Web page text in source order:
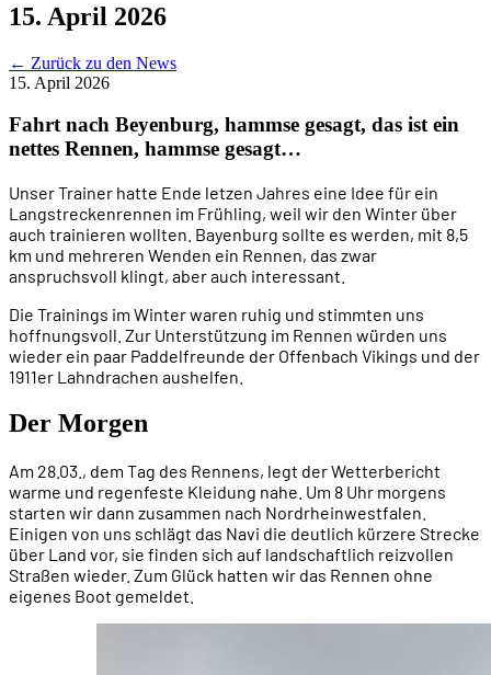
15. April 2026
← Zurück zu den News
15. April 2026
Fahrt nach Beyenburg, hammse gesagt, das ist ein
nettes Rennen, hammse gesagt…
Unser Trainer hatte Ende letzen Jahres eine Idee für ein
Langstreckenrennen im Frühling, weil wir den Winter über
auch trainieren wollten. Bayenburg sollte es werden, mit 8,5
km und mehreren Wenden ein Rennen, das zwar
anspruchsvoll klingt, aber auch interessant.
Die Trainings im Winter waren ruhig und stimmten uns
hoffnungsvoll. Zur Unterstützung im Rennen würden uns
wieder ein paar Paddelfreunde der Offenbach Vikings und der
1911er Lahndrachen aushelfen.
Der Morgen
Am 28.03., dem Tag des Rennens, legt der Wetterbericht
warme und regenfeste Kleidung nahe. Um 8 Uhr morgens
starten wir dann zusammen nach Nordrheinwestfalen.
Einigen von uns schlägt das Navi die deutlich kürzere Strecke
über Land vor, sie finden sich auf landschaftlich reizvollen
Straßen wieder. Zum Glück hatten wir das Rennen ohne
eigenes Boot gemeldet.